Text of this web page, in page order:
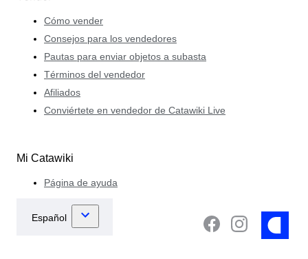
Cómo vender
Consejos para los vendedores
Pautas para enviar objetos a subasta
Términos del vendedor
Afiliados
Conviértete en vendedor de Catawiki Live
Mi Catawiki
Página de ayuda